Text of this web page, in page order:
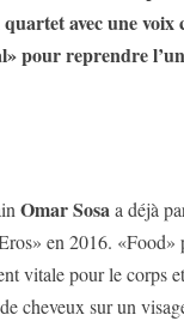
avec une
pour reprendre
Omar Sosaa déjà
en 2016.
vitale pour le corps et
cheveux sur un